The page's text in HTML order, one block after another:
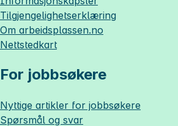
Tilgjengelighetserklæring
Om arbeidsplassen.no
Nettstedkart
For jobbsøkere
Nyttige artikler for jobbsøkere
Spørsmål og svar